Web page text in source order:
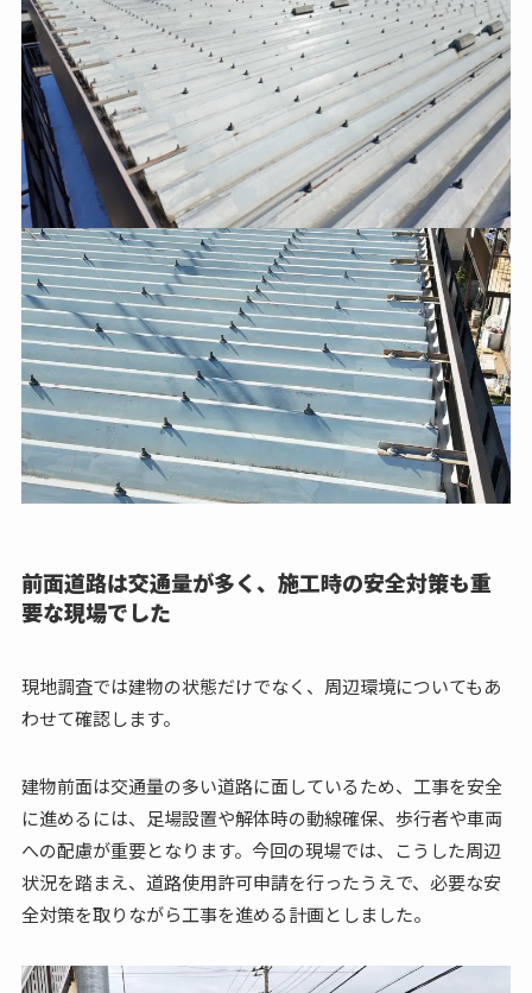
前面道路は交通量が多く、施工時の安全対策も重
要な現場でした
現地調査では建物の状態だけでなく、周辺環境についてもあ
わせて確認します。
建物前面は交通量の多い道路に面しているため、工事を安全
に進めるには、足場設置や解体時の動線確保、歩行者や車両
への配慮が重要となります。今回の現場では、こうした周辺
状況を踏まえ、道路使用許可申請を行ったうえで、必要な安
全対策を取りながら工事を進める計画としました。